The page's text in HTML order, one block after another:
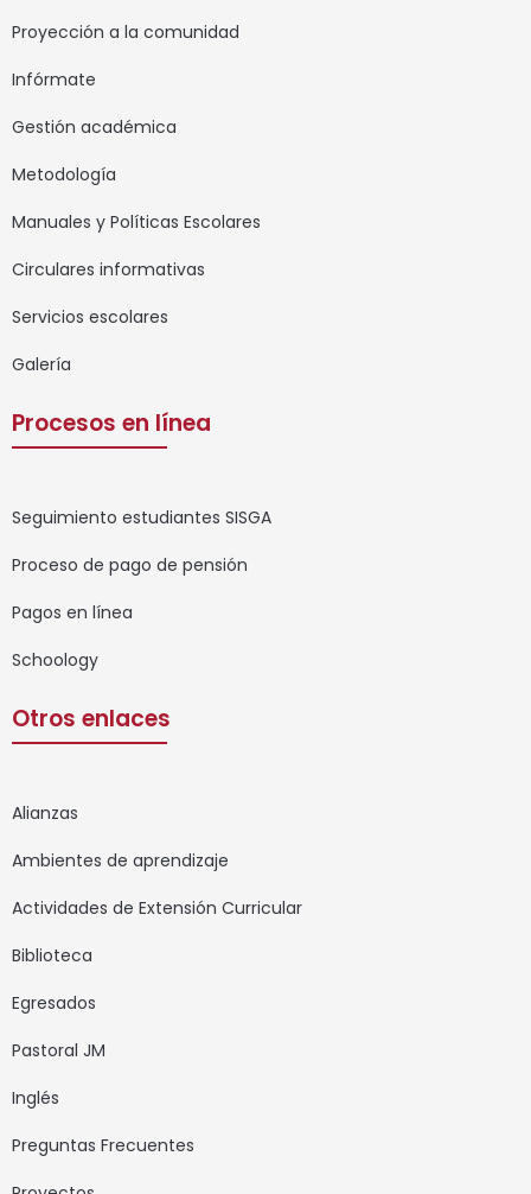
Proyección a la comunidad
Infórmate
Gestión académica
Metodología
Manuales y Políticas Escolares
Circulares informativas
Servicios escolares
Galería
Procesos en línea
Seguimiento estudiantes SISGA
Proceso de pago de pensión
Pagos en línea
Schoology
Otros enlaces
Alianzas
Ambientes de aprendizaje
Actividades de Extensión Curricular
Biblioteca
Egresados
Pastoral JM
Inglés
Preguntas Frecuentes